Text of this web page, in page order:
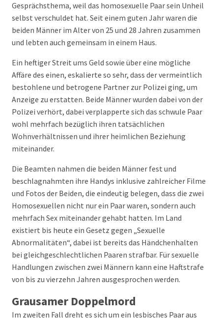
Gesprächsthema, weil das homosexuelle Paar sein Unheil
selbst verschuldet hat. Seit einem guten Jahr waren die
beiden Männer im Alter von 25 und 28 Jahren zusammen
und lebten auch gemeinsam in einem Haus.
Ein heftiger Streit ums Geld sowie über eine mögliche
Affäre des einen, eskalierte so sehr, dass der vermeintlich
bestohlene und betrogene Partner zur Polizei ging, um
Anzeige zu erstatten. Beide Männer wurden dabei von der
Polizei verhört, dabei verplapperte sich das schwule Paar
wohl mehrfach bezüglich ihren tatsächlichen
Wohnverhältnissen und ihrer heimlichen Beziehung
miteinander.
Die Beamten nahmen die beiden Männer fest und
beschlagnahmten ihre Handys inklusive zahlreicher Filme
und Fotos der Beiden, die eindeutig belegen, dass die zwei
Homosexuellen nicht nur ein Paar waren, sondern auch
mehrfach Sex miteinander gehabt hatten. Im Land
existiert bis heute ein Gesetz gegen „Sexuelle
Abnormalitäten“, dabei ist bereits das Händchenhalten
bei gleichgeschlechtlichen Paaren strafbar. Für sexuelle
Handlungen zwischen zwei Männern kann eine Haftstrafe
von bis zu vierzehn Jahren ausgesprochen werden.
Grausamer Doppelmord
Im zweiten Fall dreht es sich um ein lesbisches Paar aus